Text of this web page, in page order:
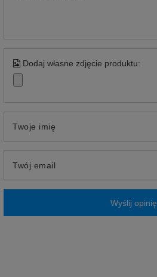
Dodaj własne zdjęcie produktu:
Twoje imię
Twój email
Wyślij opinię